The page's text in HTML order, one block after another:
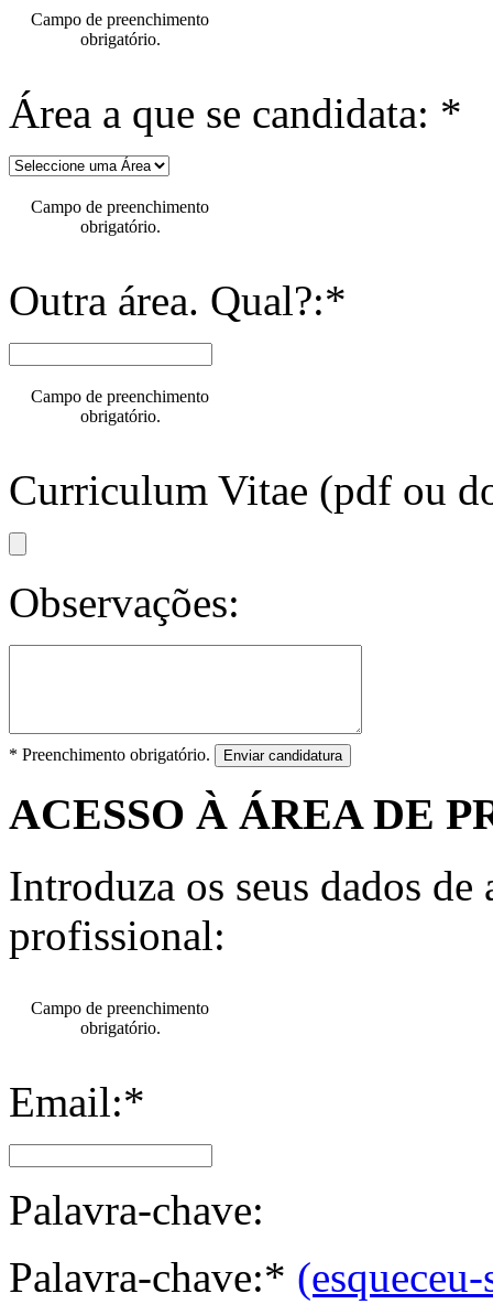
Campo de preenchimento
obrigatório.
Área a que se candidata: *
Campo de preenchimento
obrigatório.
Outra área. Qual?:*
Campo de preenchimento
obrigatório.
Curriculum Vitae (pdf ou
Observações:
* Preenchimento obrigatório. Enviar candidatura
ACESSO À ÁREA DE
Introduza os seus dados de
profissional:
Campo de preenchimento
obrigatório.
Email:*
Palavra-chave:
Palavra-chave:* (esqueceu-